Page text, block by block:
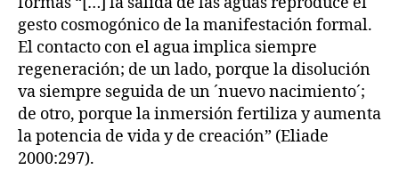
gesto cosmogónico de la manifestación formal.
El contacto con el agua implica siempre
regeneración; de un lado, porque la disolución
va siempre seguida de un ´nuevo nacimiento´;
de otro, porque la inmersión fertiliza y aumenta
la potencia de vida y de creación” (Eliade
2000:297).